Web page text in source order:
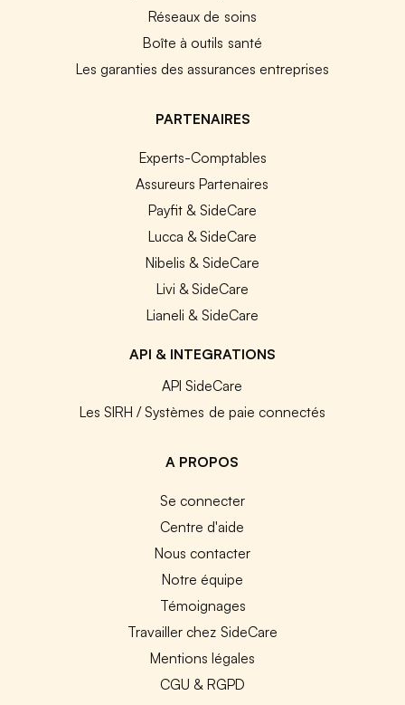
Réseaux de soins
Boîte à outils santé
Les garanties des assurances entreprises
PARTENAIRES
Experts-Comptables
Assureurs Partenaires
Payfit & SideCare
Lucca & SideCare
Nibelis & SideCare
Livi & SideCare
Lianeli & SideCare
API & INTEGRATIONS
API SideCare
Les SIRH / Systèmes de paie connectés
A PROPOS
Se connecter
Centre d'aide
Nous contacter
Notre équipe
Témoignages
Travailler chez SideCare
Mentions légales
CGU & RGPD